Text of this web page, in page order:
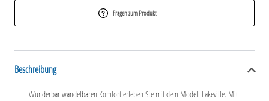
Fragen zum Produkt
Beschreibung
Wunderbar wandelbaren Komfort erleben Sie mit dem Modell Lakeville. Mit